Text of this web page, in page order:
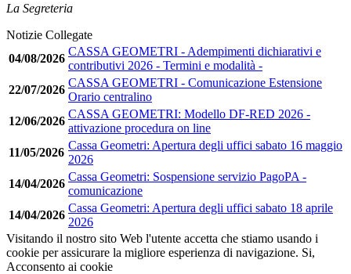
La Segreteria
Notizie Collegate
04/08/2026
CASSA GEOMETRI - Adempimenti dichiarativi e
contributivi 2026 - Termini e modalità -
22/07/2026
CASSA GEOMETRI - Comunicazione Estensione
Orario centralino
12/06/2026
CASSA GEOMETRI: Modello DF-RED 2026 -
attivazione procedura on line
11/05/2026
Cassa Geometri: Apertura degli uffici sabato 16 maggio
2026
14/04/2026
Cassa Geometri: Sospensione servizio PagoPA -
comunicazione
14/04/2026
Cassa Geometri: Apertura degli uffici sabato 18 aprile
2026
Visitando il nostro sito Web l'utente accetta che stiamo usando i
cookie per assicurare la migliore esperienza di navigazione. Si,
Acconsento ai cookie